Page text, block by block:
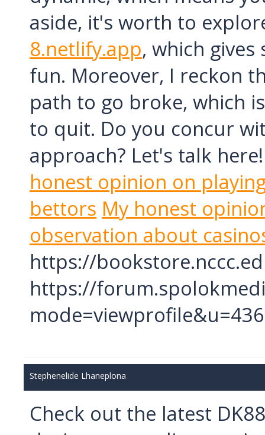
Винный Тур - 4 дня
Школьные каникулы в Армении -
5 дней
Школьные каникулы в Армении -
7 дней
aside, it's worth to
8.netlify.app, which
fun. Moreover, I reckon
path to go broke, which
to quit. Do you concur
approach? Let's talk
honest opinion on
bettors My honest
observation about
https://
https://
Stephenelide Lhaneplona
Check out the latest